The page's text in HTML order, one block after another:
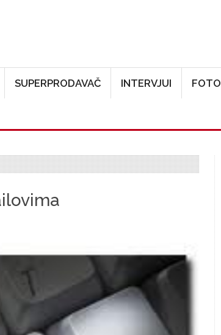
SUPERPRODAVAČ INTERVJUI FOTO